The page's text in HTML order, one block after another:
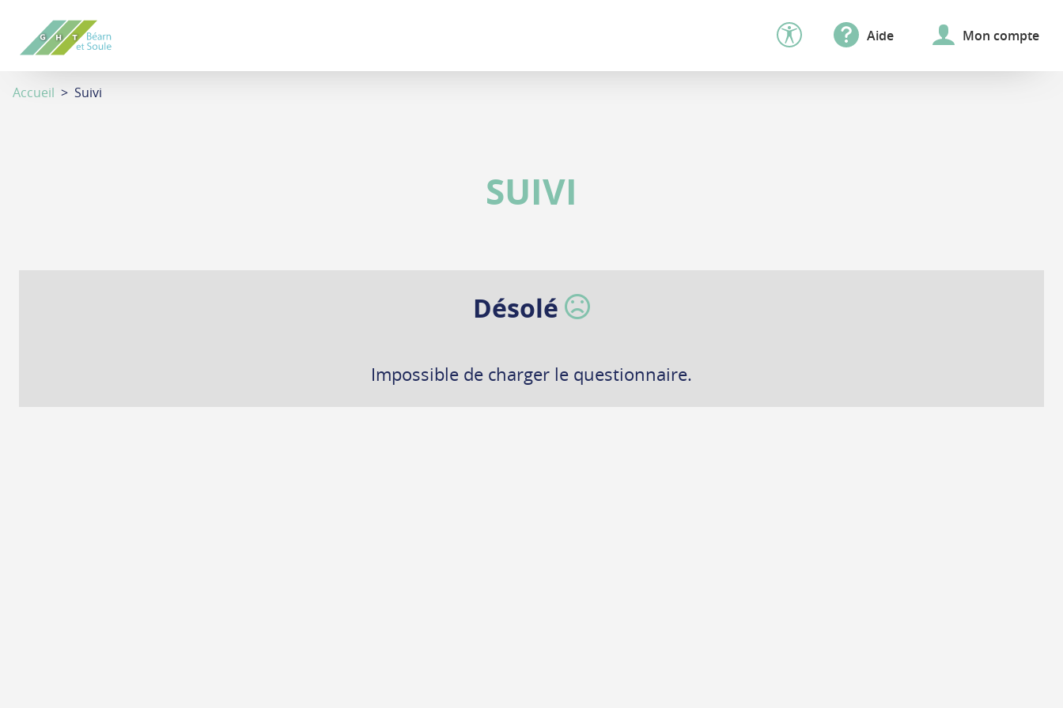
contenu
Aide Mon compte
Accueil > Suivi
SUIVI
Désolé
Impossible de charger le questionnaire.